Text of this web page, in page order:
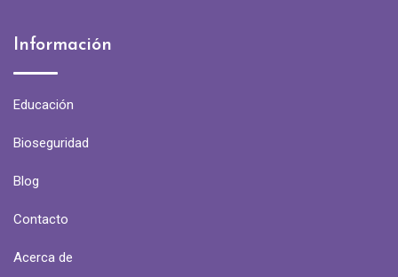
Información
Educación
Bioseguridad
Blog
Contacto
Acerca de